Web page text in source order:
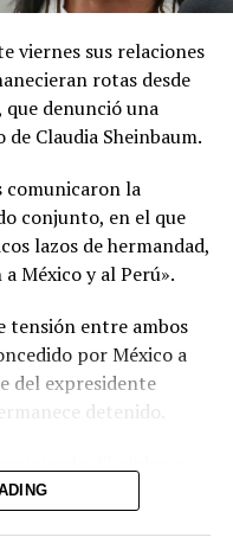
a consultar los
las medidas de
los efectos de este
entre las
de salud.
viernes sus relaciones
rotas desde
denunció una
Claudia Sheinbaum.
comunicaron la
conjunto, en el que
lazos de hermandad,
México y al Perú».
tensión entre ambos
por México a
del expresidente
detenido.
que Chávez había